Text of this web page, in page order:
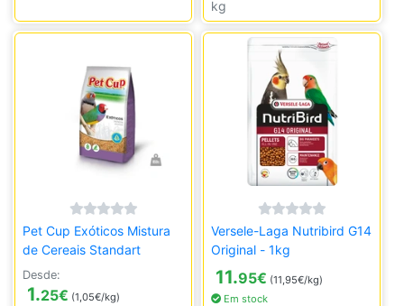
kg
Pet Cup Exóticos Mistura
de Cereais Standart
Desde:
1.25€ (1,05€/kg)
Versele-Laga Nutribird G14
Original - 1kg
11.95€ (11,95€/kg)
Em stock